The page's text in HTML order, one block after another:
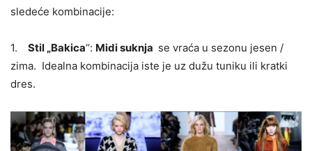
sledeće kombinacije:
1. Stil „Bakica“: Midi suknja se vraća u sezonu jesen /
zima. Idealna kombinacija iste je uz dužu tuniku ili kratki
dres.